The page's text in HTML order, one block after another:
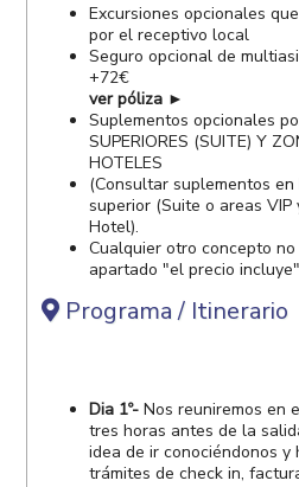
Excursiones opcionales
por el receptivo local
Seguro opcional de
+72€
ver póliza ►
Suplementos opcionales
SUPERIORES (SUITE) Y
HOTELES
(Consultar suplementos
superior (Suite o areas
Hotel).
Cualquier otro concepto
apartado "el precio incluye"
Programa / Itinerario
Dia 1º-Nos reuniremos en
tres horas antes de la
idea de ir conociéndonos
trámites de check in,